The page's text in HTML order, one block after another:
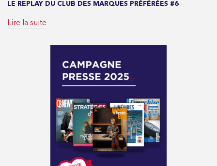
LE REPLAY DU CLUB DES MARQUES PRÉFÉRÉES #6
Lire la suite